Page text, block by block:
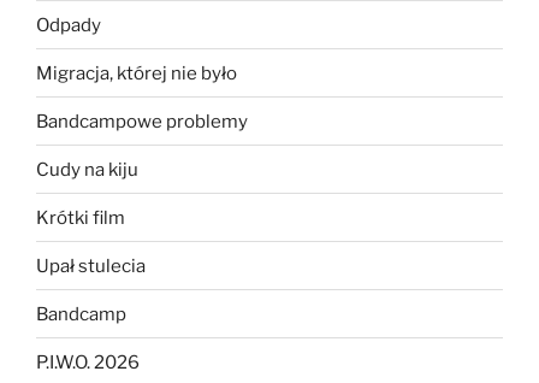
Odpady
Migracja, której nie było
Bandcampowe problemy
Cudy na kiju
Krótki film
Upał stulecia
Bandcamp
P.I.W.O. 2026